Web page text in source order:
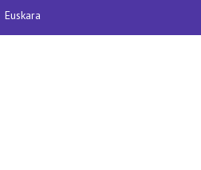
Euskara